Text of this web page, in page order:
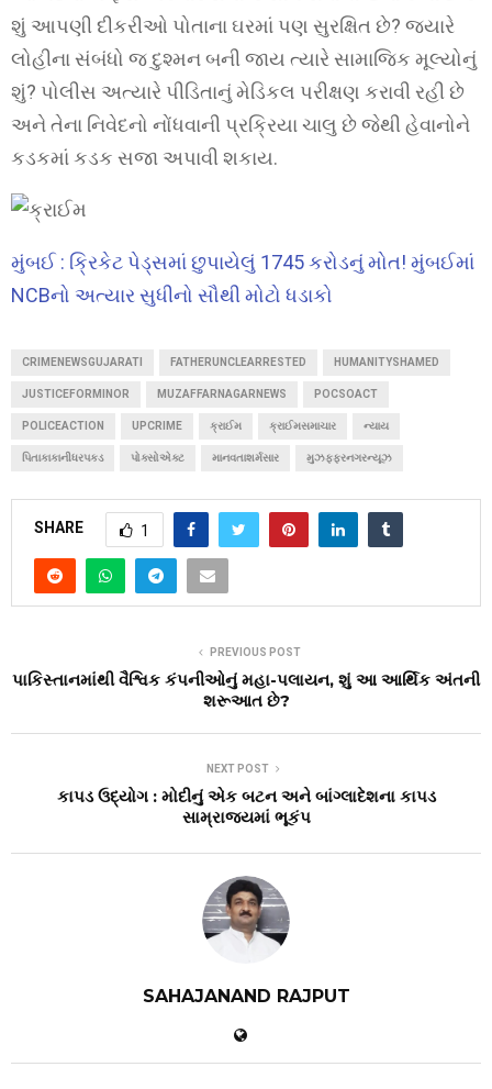
શું આપણી દીકરીઓ પોતાના ઘરમાં પણ સુરક્ષિત છે? જ્યારે
લોહીના સંબંધો જ દુશ્મન બની જાય ત્યારે સામાજિક મૂલ્યોનું
શું? પોલીસ અત્યારે પીડિતાનું મેડિકલ પરીક્ષણ કરાવી રહી છે
અને તેના નિવેદનો નોંધવાની પ્રક્રિયા ચાલુ છે જેથી હેવાનોને
કડકમાં કડક સજા અપાવી શકાય.
મુંબઈ : ક્રિકેટ પેડ્સમાં છુપાયેલું 1745 કરોડનું મોત! મુંબઈમાં
NCBનો અત્યાર સુધીનો સૌથી મોટો ધડાકો
CRIMENEWSGUJARATI FATHERUNCLEARRESTED HUMANITYSHAMED
JUSTICEFORMINOR MUZAFFARNAGARNEWS POCSOACT
POLICEACTION UPCRIME ક્રાઈમ ક્રાઈમસમાચાર ન્યાય
પિતાકાકાનીધરપકડ પોક્સોએક્ટ માનવતાશર્મસાર મુઝફ્ફરનગરન્યૂઝ
SHARE 1
PREVIOUS POST
પાકિસ્તાનમાંથી વૈશ્વિક કંપનીઓનું મહા-પલાયન, શું આ આર્થિક અંતની
શરૂઆત છે?
NEXT POST
કાપડ ઉદ્યોગ : મોદીનું એક બટન અને બાંગ્લાદેશના કાપડ
સામ્રાજ્યમાં ભૂકંપ
SAHAJANAND RAJPUT